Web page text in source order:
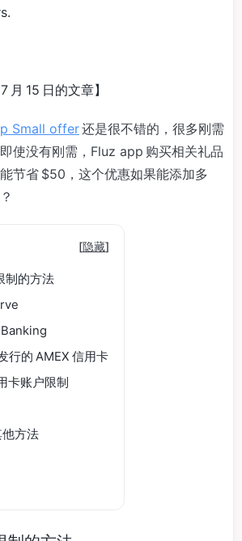
月 15 日的文章】
Small offer还是很不错的，很多刚需
使没有刚需，Fluz app 购买相关礼品
节省 $50，这个优惠如果能添加多
[隐藏]
制的方法
行的 AMEX 信用卡
卡账户限制
他方法